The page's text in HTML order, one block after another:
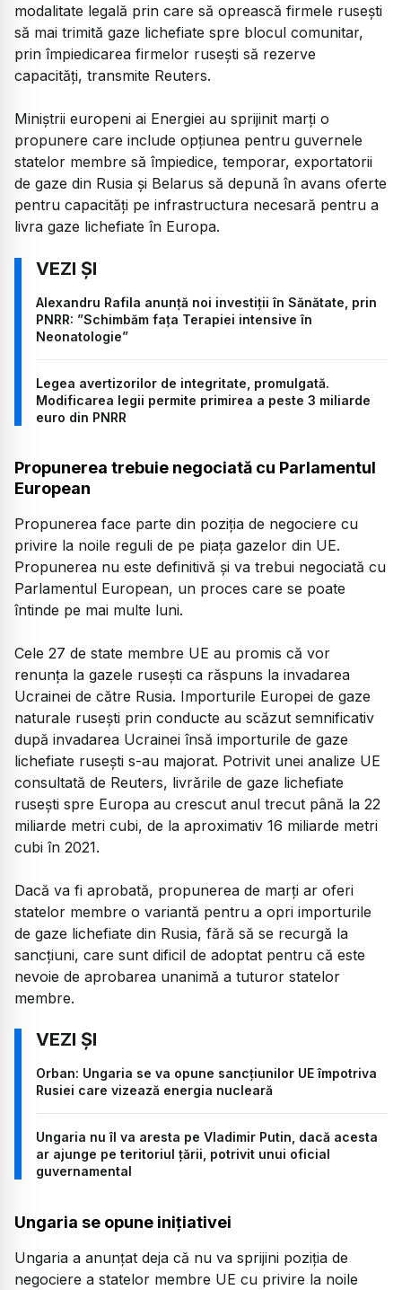
modalitate legală prin care să oprească firmele ruseşti
să mai trimită gaze lichefiate spre blocul comunitar,
prin împiedicarea firmelor ruseşti să rezerve
capacităţi, transmite Reuters.
Miniştrii europeni ai Energiei au sprijinit marţi o
propunere care include opţiunea pentru guvernele
statelor membre să împiedice, temporar, exportatorii
de gaze din Rusia şi Belarus să depună în avans oferte
pentru capacităţi pe infrastructura necesară pentru a
livra gaze lichefiate în Europa.
Alexandru Rafila anunță noi investiții în Sănătate, prin
PNRR: ”Schimbăm faţa Terapiei intensive în
Neonatologie”
Legea avertizorilor de integritate, promulgată.
Modificarea legii permite primirea a peste 3 miliarde
euro din PNRR
Propunerea trebuie negociată cu Parlamentul
European
Propunerea face parte din poziţia de negociere cu
privire la noile reguli de pe piaţa gazelor din UE.
Propunerea nu este definitivă şi va trebui negociată cu
Parlamentul European, un proces care se poate
întinde pe mai multe luni.
Cele 27 de state membre UE au promis că vor
renunţa la gazele ruseşti ca răspuns la invadarea
Ucrainei de către Rusia. Importurile Europei de gaze
naturale ruseşti prin conducte au scăzut semnificativ
după invadarea Ucrainei însă importurile de gaze
lichefiate ruseşti s-au majorat. Potrivit unei analize UE
consultată de Reuters, livrările de gaze lichefiate
ruseşti spre Europa au crescut anul trecut până la 22
miliarde metri cubi, de la aproximativ 16 miliarde metri
cubi în 2021.
Dacă va fi aprobată, propunerea de marţi ar oferi
statelor membre o variantă pentru a opri importurile
de gaze lichefiate din Rusia, fără să se recurgă la
sancţiuni, care sunt dificil de adoptat pentru că este
nevoie de aprobarea unanimă a tuturor statelor
membre.
Orban: Ungaria se va opune sancțiunilor UE împotriva
Rusiei care vizează energia nucleară
Ungaria nu îl va aresta pe Vladimir Putin, dacă acesta
ar ajunge pe teritoriul țării, potrivit unui oficial
guvernamental
Ungaria se opune inițiativei
Ungaria a anunţat deja că nu va sprijini poziţia de
negociere a statelor membre UE cu privire la noile